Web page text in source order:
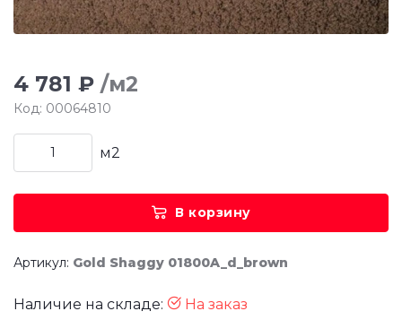
4 781 ₽ /м2
Код: 00064810
м2
В корзину
Артикул: Gold Shaggy 01800A_d_brown
Наличие на складе: На заказ